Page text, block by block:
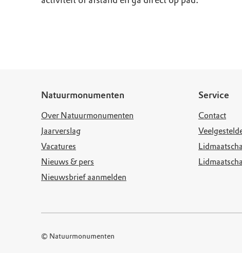
Natuurmonumenten
Over Natuurmonumenten
Jaarverslag
Vacatures
Nieuws & pers
Nieuwsbrief aanmelden
Service
Contact
© Natuurmonumenten